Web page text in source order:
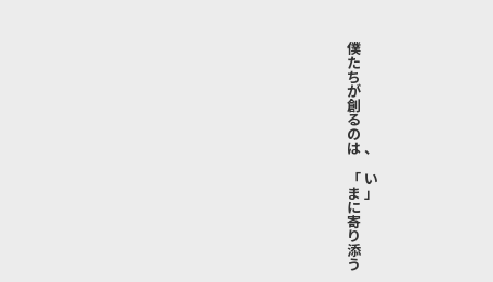
僕
た
ち
が
創
る
の
は、
「い
ま」
に
寄
り
添
う